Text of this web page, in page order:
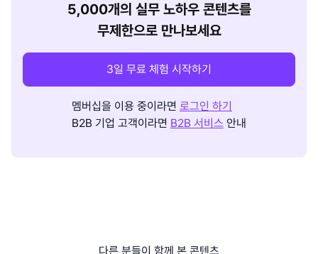
5,000개의 실무 노하우 콘텐츠를
무제한으로 만나보세요
3일 무료 체험 시작하기
멤버십을 이용 중이라면 로그인 하기
B2B 기업 고객이라면 B2B 서비스 안내
다른 분들이 함께 본 콘텐츠